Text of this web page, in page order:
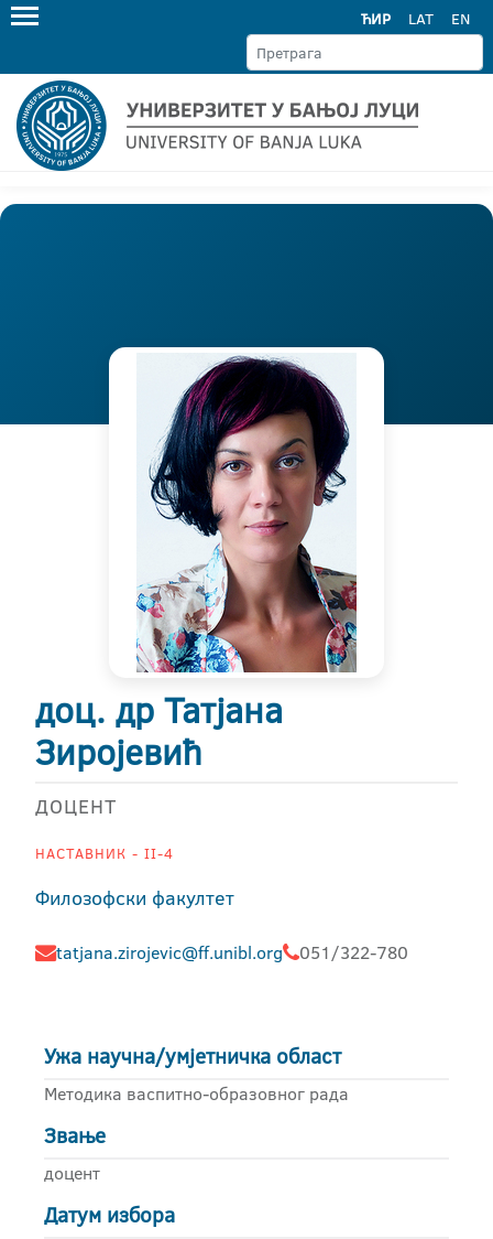
ЋИР LAT EN
доц. др Татјана
Зиројевић
ДОЦЕНТ
НАСТАВНИК - II-4
Филозофски факултет
tatjana.zirojevic@ff.unibl.org 051/322-780
Ужа научна/умјетничка област
Методика васпитно-образовног рада
Звање
доцент
Датум избора